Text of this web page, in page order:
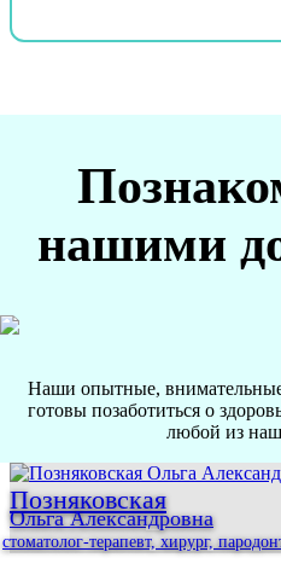
нашими
Наши опытные,
готовы позаботиться о
любой из
Позняковская
Ольга Александровна
стоматолог-терапевт, хирург,